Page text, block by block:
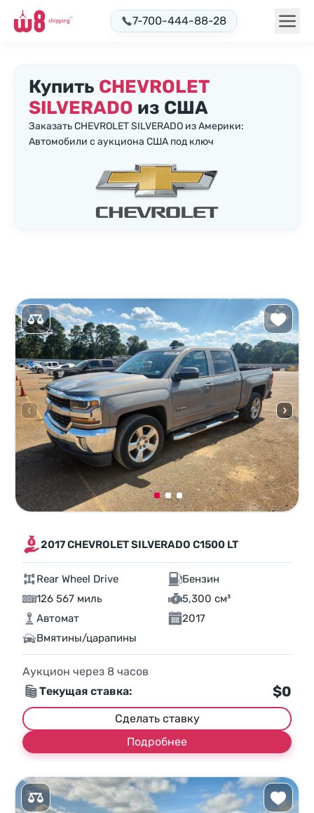
7-700-444-88-28
Купить CHEVROLET
SILVERADO из США
Заказать CHEVROLET SILVERADO из Америки:
Автомобили с аукциона США под ключ
2017 CHEVROLET SILVERADO C1500 LT
Rear Wheel Drive
Бензин
126 567 миль
5,300 см³
Автомат
2017
Вмятины/царапины
Аукцион через 8 часов
Текущая ставка:
$0
Сделать ставку
Подробнее